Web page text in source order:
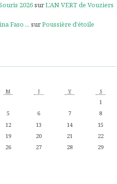
2026surL'AN VERT de Vouziers
Faso ... surPoussière d'étoile
M J V S
1
5 6 7
8
12 13 14
15
19 20 21
22
26 27 28
29